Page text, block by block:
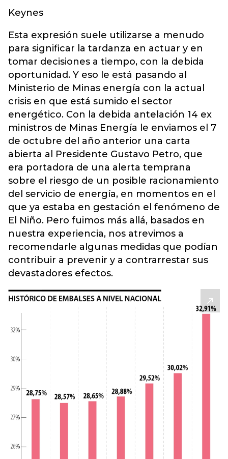
Keynes
Esta expresión suele utilizarse a menudo
para significar la tardanza en actuar y en
tomar decisiones a tiempo, con la debida
oportunidad. Y eso le está pasando al
Ministerio de Minas energía con la actual
crisis en que está sumido el sector
energético. Con la debida antelación 14 ex
ministros de Minas Energía le enviamos el 7
de octubre del año anterior una carta
abierta al Presidente Gustavo Petro, que
era portadora de una alerta temprana
sobre el riesgo de un posible racionamiento
del servicio de energía, en momentos en el
que ya estaba en gestación el fenómeno de
El Niño. Pero fuimos más allá, basados en
nuestra experiencia, nos atrevimos a
recomendarle algunas medidas que podían
contribuir a prevenir y a contrarrestar sus
devastadores efectos.